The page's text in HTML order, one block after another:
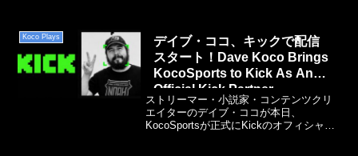
続きをやっていきます。
Koco Plays
デイブ・ココ、キックで配信
スタート！Dave Koco Brings
KocoSports to Kick As An
Official Kick Partner
ストリーマー・小説家・コンテンツクリ
エイターのデイブ・ココが本日、
KocoSportsが正式にKickのオフィシャル